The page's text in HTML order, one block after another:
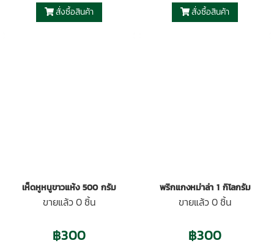
สั่งซื้อสินค้า สั่งซื้อสินค้า
เห็ดหูหนูขาวแห้ง 500 กรัม
ขายแล้ว 0 ชิ้น
฿300
พริกแกงหม่าล่า 1 กิโลกรัม
ขายแล้ว 0 ชิ้น
฿300